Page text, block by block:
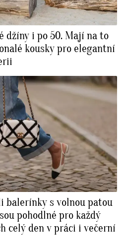
džíny i po 50. Mají na to
kousky pro elegantní
balerínky s volnou patou
pohodlné pro každý
celý den v práci i večerní